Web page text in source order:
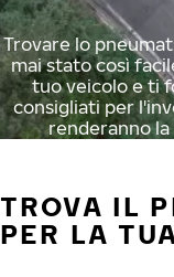
Trovare lo
mai stato così
tuo veicolo e ti
consigliati per
renderanno la
TROVA IL
PER LA